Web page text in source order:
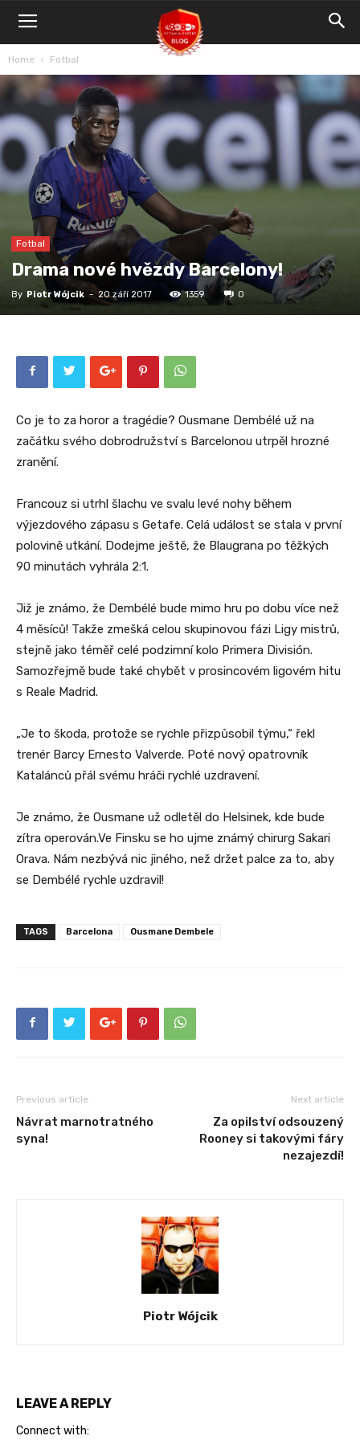
Blog
Home Fotbal
Fotbal
Drama nové hvězdy Barcelony!
By Piotr Wójcik - 20 září 2017 1359 0
Co je to za horor a tragédie? Ousmane Dembélé už na
začátku svého dobrodružství s Barcelonou utrpěl hrozné
zranění.
Francouz si utrhl šlachu ve svalu levé nohy během
výjezdového zápasu s Getafe. Celá událost se stala v první
polovině utkání. Dodejme ještě, že Blaugrana po těžkých
90 minutách vyhrála 2:1.
Již je známo, že Dembélé bude mimo hru po dobu více než
4 měsíců! Takže zmešká celou skupinovou fázi Ligy mistrů,
stejně jako téměř celé podzimní kolo Primera División.
Samozřejmě bude také chybět v prosincovém ligovém hitu
s Reale Madrid.
„Je to škoda, protože se rychle přizpůsobil týmu,“ řekl
trenér Barcy Ernesto Valverde. Poté nový opatrovník
Katalánců přál svému hráči rychlé uzdravení.
Je známo, že Ousmane už odletěl do Helsinek, kde bude
zítra operován.Ve Finsku se ho ujme známý chirurg Sakari
Orava. Nám nezbývá nic jiného, než držet palce za to, aby
se Dembélé rychle uzdravil!
TAGS Barcelona Ousmane Dembele
Previous article
Návrat marnotratného
syna!
Next article
Za opilství odsouzený
Rooney si takovými fáry
nezajezdí!
Piotr Wójcik
LEAVE A REPLY
Connect with: